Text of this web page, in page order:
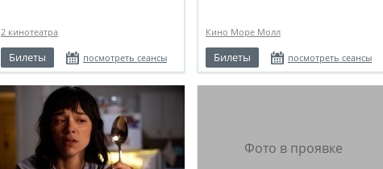
2 кинотеатра
Билеты посмотреть сеансы
Кино Море Молл
Билеты посмотреть сеансы